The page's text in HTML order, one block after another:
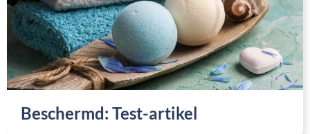
Beschermd: Test-artikel